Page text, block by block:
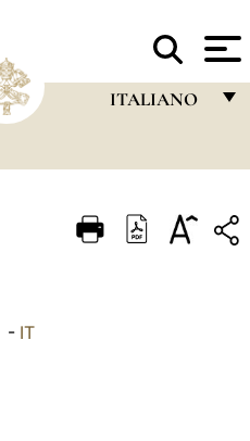
ITALIANO
ITALIANO
- IT